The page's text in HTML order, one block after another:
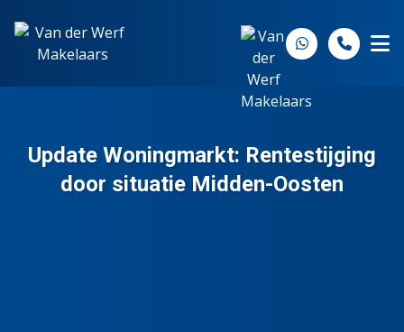
Update Woningmarkt: Rentestijging
door situatie Midden-Oosten